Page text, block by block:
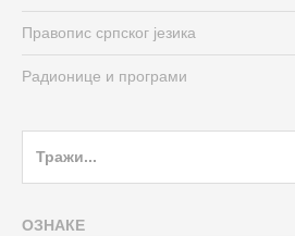
Правопис српског језика
Радионице и програми
ОЗНАКЕ